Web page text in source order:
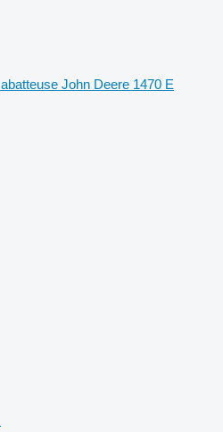
abatteuse John Deere 1470 E